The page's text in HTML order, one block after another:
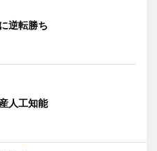
逆転勝ち
人工知能